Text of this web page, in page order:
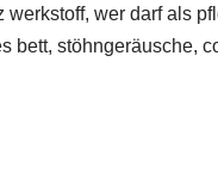
wer darf als
bett, stöhngeräusche,